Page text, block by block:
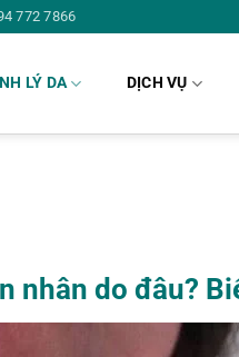
772 7866
LÝ DA DỊCH VỤ
nhân do đâu?